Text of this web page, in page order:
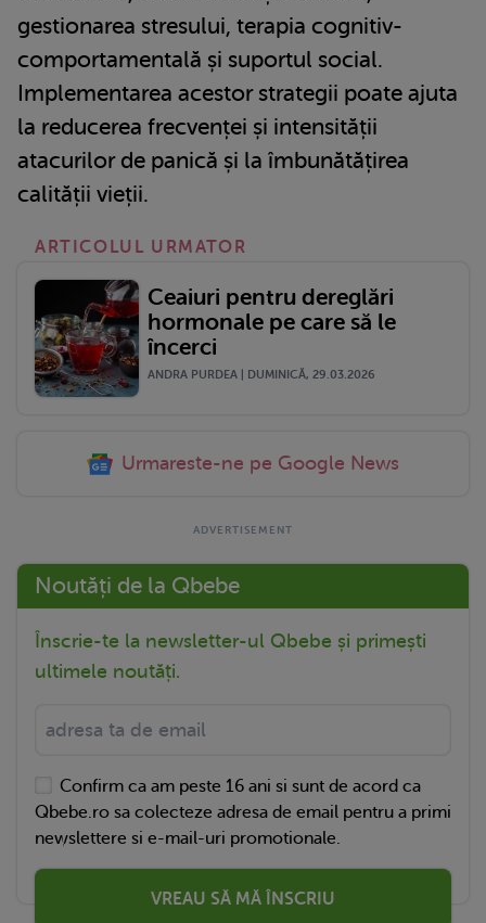
gestionarea stresului, terapia cognitiv-
comportamentală și suportul social.
Implementarea acestor strategii poate ajuta
la reducerea frecvenței și intensității
atacurilor de panică și la îmbunătățirea
calității vieții.
ARTICOLUL URMATOR
Ceaiuri pentru dereglări
hormonale pe care să le
încerci
ANDRA PURDEA | DUMINICĂ, 29.03.2026
Urmareste-ne pe Google News
Noutăți de la Qbebe
Înscrie-te la newsletter-ul Qbebe și primești
ultimele noutăți.
Confirm ca am peste 16 ani si sunt de acord ca
Qbebe.ro sa colecteze adresa de email pentru a primi
newslettere si e-mail-uri promotionale.
VREAU SĂ MĂ ÎNSCRIU